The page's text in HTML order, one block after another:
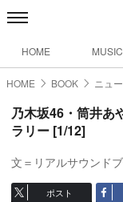
HOME MUSIC
HOME BOOK ニュ
乃木坂46・筒井
ラリー [1/12]
文＝リアルサウンド
ポスト